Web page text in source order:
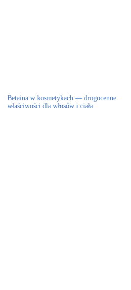
Betaina w kosmetykach — drogocenne
właściwości dla włosów i ciała